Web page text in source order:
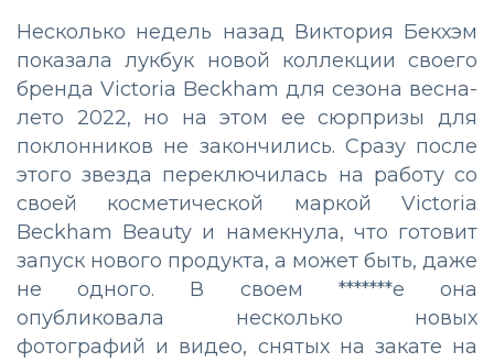
Несколько недель назад Виктория Бекхэм
показала лукбук новой коллекции своего
бренда Victoria Beckham для сезона весна-
лето 2022, но на этом ее сюрпризы для
поклонников не закончились. Сразу после
этого звезда переключилась на работу со
своей косметической маркой Victoria
Beckham Beauty и намекнула, что готовит
запуск нового продукта, а может быть, даже
не одного. В своем *******е она
опубликовала несколько новых
фотографий и видео, снятых на закате на